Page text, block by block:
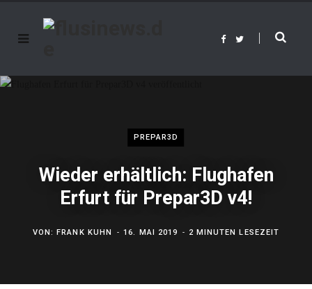
F
b
T
t
PREPAR3D
Wieder erhältlich: Flughafen
Erfurt für Prepar3D v4!
VON:FRANK KUHN 16. MAI 2019 2 MINUTEN LESEZEIT